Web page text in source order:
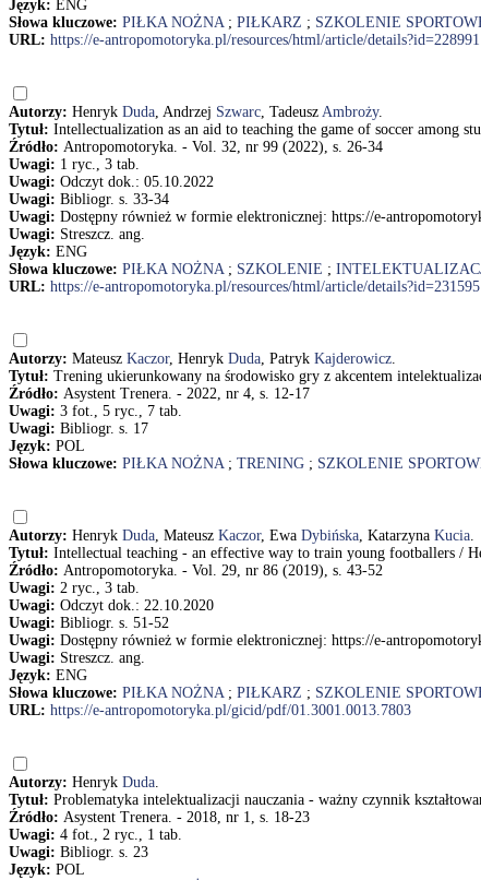
Język: ENG
Słowa kluczowe: PIŁKA NOŻNA; PIŁKARZ ; SZKOLENIE
URL: https://e-antropomotoryka.pl/resources/html/article/details?id=228991
Autorzy: Henryk Duda, Andrzej Szwarc, Tadeusz Ambroży.
Tytuł: Intellectualization as an aid to teaching the game of soccer among
Źródło: Antropomotoryka. - Vol. 32, nr 99 (2022), s. 26-34
Uwagi: 1 ryc., 3 tab.
Uwagi: Odczyt dok.: 05.10.2022
Uwagi: Bibliogr. s. 33-34
Uwagi: Dostępny również w formie elektronicznej: https://e-
Uwagi: Streszcz. ang.
Język: ENG
Słowa kluczowe: PIŁKA NOŻNA; SZKOLENIE ;
URL: https://e-antropomotoryka.pl/resources/html/article/details?id=231595
Autorzy: Mateusz Kaczor, Henryk Duda, Patryk Kajderowicz.
Tytuł: Trening ukierunkowany na środowisko gry z akcentem
Źródło: Asystent Trenera. - 2022, nr 4, s. 12-17
Uwagi: 3 fot., 5 ryc., 7 tab.
Uwagi: Bibliogr. s. 17
Język: POL
Słowa kluczowe: PIŁKA NOŻNA; TRENING ; SZKOLENIE
Autorzy: Henryk Duda, Mateusz Kaczor, Ewa Dybińska, Katarzyna Kucia.
Tytuł: Intellectual teaching - an effective way to train young footballers /
Źródło: Antropomotoryka. - Vol. 29, nr 86 (2019), s. 43-52
Uwagi: 2 ryc., 3 tab.
Uwagi: Odczyt dok.: 22.10.2020
Uwagi: Bibliogr. s. 51-52
Uwagi: Dostępny również w formie elektronicznej: https://e-
Uwagi: Streszcz. ang.
Język: ENG
Słowa kluczowe: PIŁKA NOŻNA; PIŁKARZ ; SZKOLENIE
URL: https://e-antropomotoryka.pl/gicid/pdf/01.3001.0013.7803
Autorzy: Henryk Duda.
Tytuł: Problematyka intelektualizacji nauczania - ważny czynnik
Źródło: Asystent Trenera. - 2018, nr 1, s. 18-23
Uwagi: 4 fot., 2 ryc., 1 tab.
Uwagi: Bibliogr. s. 23
Język: POL